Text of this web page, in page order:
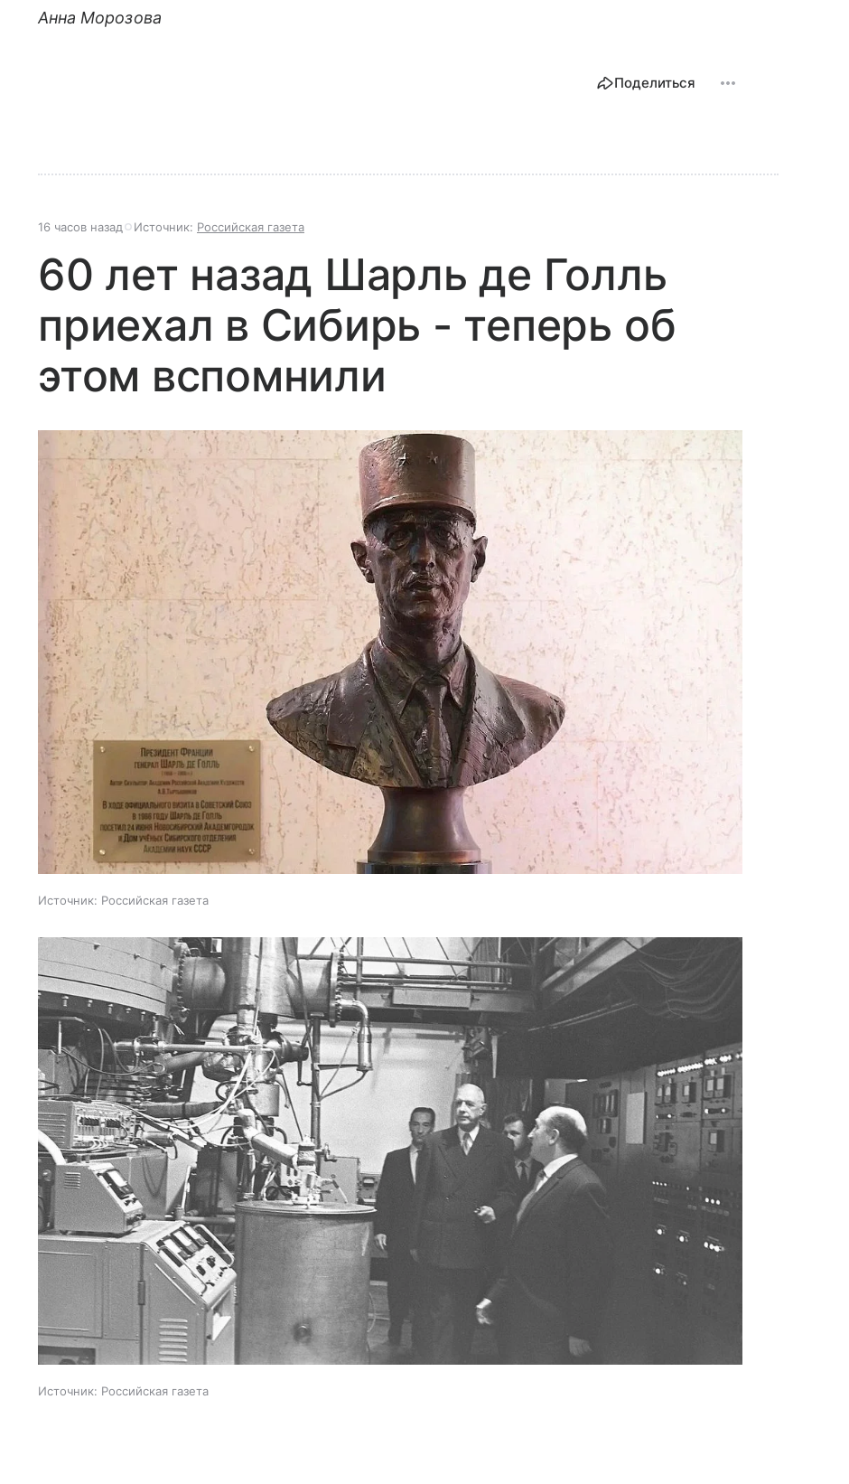
Анна Морозова
Поделиться
16 часов назад Источник: Российская газета
60 лет назад Шарль де Голль
приехал в Сибирь - теперь об
этом вспомнили
Источник: Российская газета
Источник: Российская газета